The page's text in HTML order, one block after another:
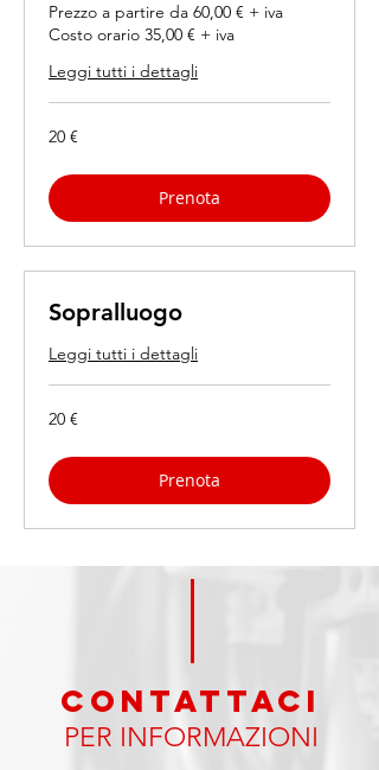
Prezzo a partire da 60,00 € + iva
Costo orario 35,00 € + iva
Leggi tutti i dettagli
20
euro
20 €
Prenota
Sopralluogo
Leggi tutti i dettagli
20
euro
20 €
Prenota
CONTATTAci
PER INFORMAZIONI